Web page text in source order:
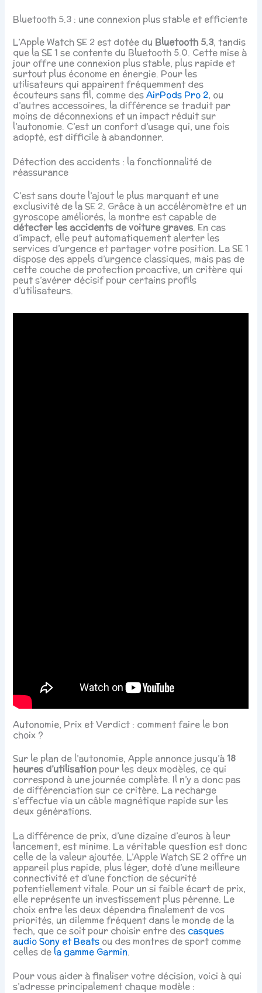
Bluetooth 5.3 : une connexion plus stable et efficiente
L’Apple Watch SE 2 est dotée du Bluetooth 5.3, tandis
que la SE 1 se contente du Bluetooth 5.0. Cette mise à
jour offre une connexion plus stable, plus rapide et
surtout plus économe en énergie. Pour les
utilisateurs qui appairent fréquemment des
écouteurs sans fil, comme desAirPods Pro 2, ou
d’autres accessoires, la différence se traduit par
moins de déconnexions et un impact réduit sur
l’autonomie. C’est un confort d’usage qui, une fois
adopté, est difficile à abandonner.
Détection des accidents : la fonctionnalité de
réassurance
C’est sans doute l’ajout le plus marquant et une
exclusivité de la SE 2. Grâce à un accéléromètre et un
gyroscope améliorés, la montre est capable de
détecter les accidents de voiture graves. En cas
d’impact, elle peut automatiquement alerter les
services d’urgence et partager votre position. La SE 1
dispose des appels d’urgence classiques, mais pas de
cette couche de protection proactive, un critère qui
peut s’avérer décisif pour certains profils
d’utilisateurs.
Autonomie, Prix et Verdict : comment faire le bon
choix ?
Sur le plan de l’autonomie, Apple annonce jusqu’à18
heures d’utilisation pour les deux modèles, ce qui
correspond à une journée complète. Il n’y a donc pas
de différenciation sur ce critère. La recharge
s’effectue via un câble magnétique rapide sur les
deux générations.
La différence de prix, d’une dizaine d’euros à leur
lancement, est minime. La véritable question est donc
celle de la valeur ajoutée. L’Apple Watch SE 2 offre un
appareil plus rapide, plus léger, doté d’une meilleure
connectivité et d’une fonction de sécurité
potentiellement vitale. Pour un si faible écart de prix,
elle représente un investissement plus pérenne. Le
choix entre les deux dépendra finalement de vos
priorités, un dilemme fréquent dans le monde de la
tech, que ce soit pour choisir entre des casques
audio Sony et Beats ou des montres de sport comme
celles de la gamme Garmin.
Pour vous aider à finaliser votre décision, voici à qui
s’adresse principalement chaque modèle :